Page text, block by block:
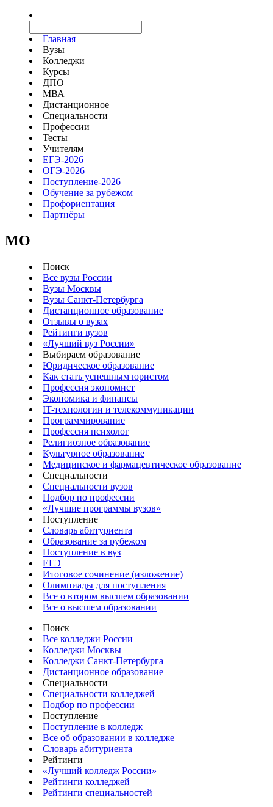
Главная
Вузы
Колледжи
Курсы
ДПО
МВА
Дистанционное
Специальности
Профессии
Тесты
Учителям
ЕГЭ-2026
ОГЭ-2026
Поступление-2026
Обучение за рубежом
Профориентация
Партнёры
MO
Поиск
Все вузы России
Вузы Москвы
Вузы Санкт-Петербурга
Дистанционное образование
Отзывы о вузах
Рейтинги вузов
«Лучший вуз России»
Выбираем образование
Юридическое образование
Как стать успешным юристом
Профессия экономист
Экономика и финансы
IT-технологии и телекоммуникации
Программирование
Профессия психолог
Религиозное образование
Культурное образование
Медицинское и фармацевтическое образование
Специальности
Специальности вузов
Подбор по профессии
«Лучшие программы вузов»
Поступление
Словарь абитуриента
Образование за рубежом
Поступление в вуз
ЕГЭ
Итоговое сочинение (изложение)
Олимпиады для поступления
Все о втором высшем образовании
Все о высшем образовании
Поиск
Все колледжи России
Колледжи Москвы
Колледжи Санкт-Петербурга
Дистанционное образование
Специальности
Специальности колледжей
Подбор по профессии
Поступление
Поступление в колледж
Все об образовании в колледже
Словарь абитуриента
Рейтинги
«Лучший колледж России»
Рейтинги колледжей
Рейтинги специальностей